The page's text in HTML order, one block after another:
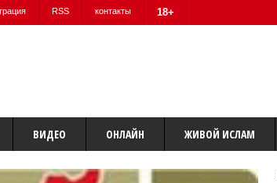
RSS контакты 18+
ВИДЕО ОНЛАЙН ЖИВОЙ ИСЛАМ